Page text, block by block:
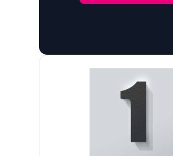
omdat dit het materiaal kan aantasten.
sterker moet opvallen en sneller
Big John is breder en voller. Impact
signaalvorm moet werken.
Piepschuim is licht, maar
kies een bevestiging die past bij het